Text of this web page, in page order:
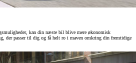
kan din næste bil blive mere økonomisk
der passer til dig og få helt ro i maven omkring din fremtidige